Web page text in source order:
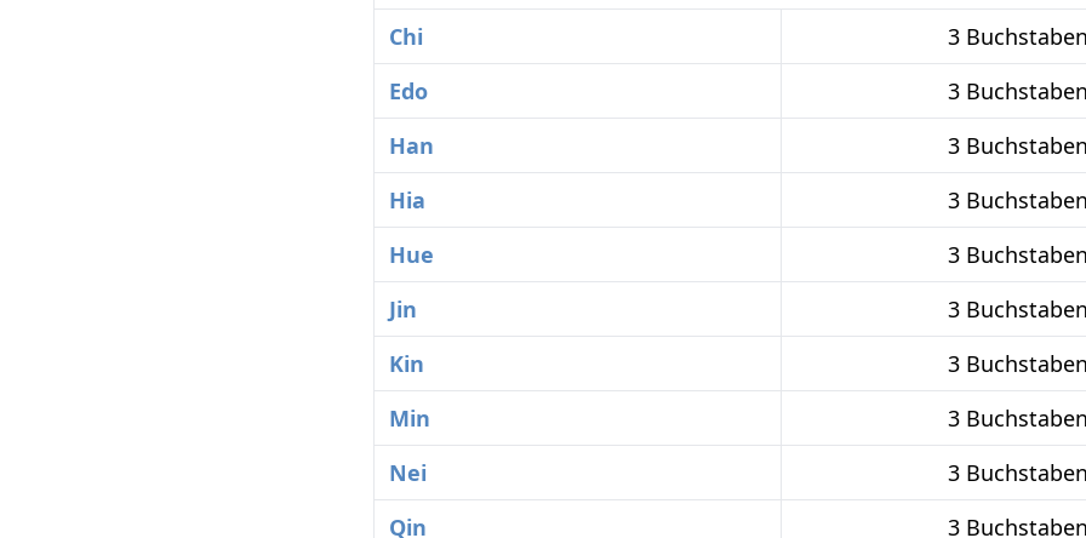
Chi
3 Buchstaben
Edo
3 Buchstaben
Han
3 Buchstaben
Hia
3 Buchstaben
Hue
3 Buchstaben
Jin
3 Buchstaben
Kin
3 Buchstaben
Min
3 Buchstaben
Nei
3 Buchstaben
Qin
3 Buchstaben